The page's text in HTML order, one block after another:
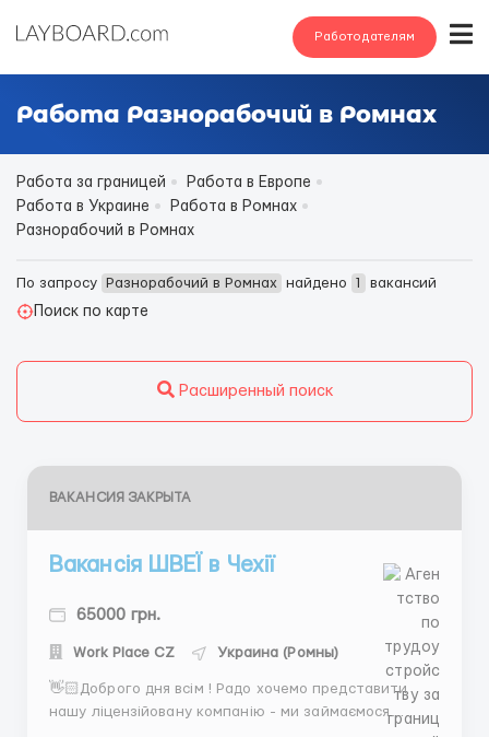
Работодателям
Работа Разнорабочий в Ромнах
Работа за границей
Работа в Европе
Работа в Украине
Работа в Ромнах
Разнорабочий в Ромнах
По запросу Разнорабочий в Ромнах найдено 1
вакансий
Поиск по карте
Расширенный поиск
ВАКАНСИЯ ЗАКРЫТА
Вакансія ШВЕЇ в Чехії
65000 грн.
Work Place CZ Украина (Ромны)
👋🏻Доброго дня всім ! Радо хочемо представити
нашу ліцензійовану компанію - ми займаємося